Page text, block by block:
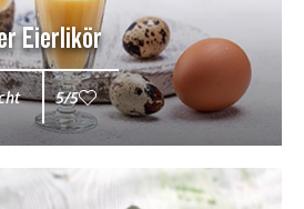
Eierlikör
5/5